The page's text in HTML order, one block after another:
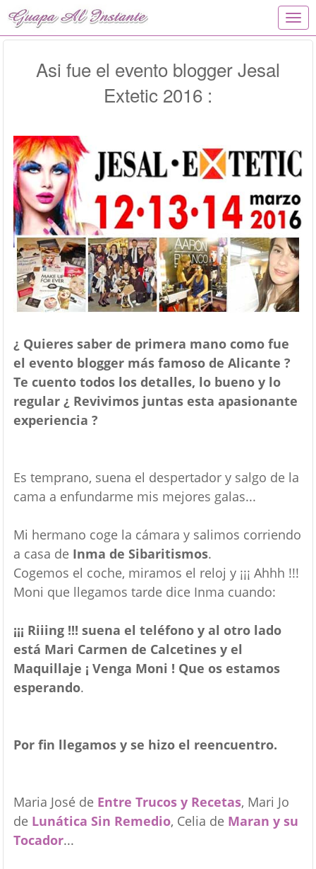
T
o
i
a
i
o
n
Asi fue el evento blogger Jesal
Extetic 2016 :
¿ Quieres saber de primera mano como fue
el evento blogger más famoso de Alicante ?
Te cuento todos los detalles, lo bueno y lo
regular ¿ Revivimos juntas esta apasionante
experiencia ?
Es temprano, suena el despertador y salgo de la
cama a enfundarme mis mejores galas...
Mi hermano coge la cámara y salimos corriendo
a casa de Inma de Sibaritismos.
Cogemos el coche, miramos el reloj y ¡¡¡ Ahhh !!!
Moni que llegamos tarde dice Inma cuando:
¡¡¡ Riiing !!! suena el teléfono y al otro lado
está Mari Carmen de Calcetines y el
Maquillaje ¡ Venga Moni ! Que os estamos
esperando.
Por fin llegamos y se hizo el reencuentro.
Maria José de Entre Trucos y Recetas, Mari Jo
de Lunática Sin Remedio, Celia de Maran y su
Tocador...